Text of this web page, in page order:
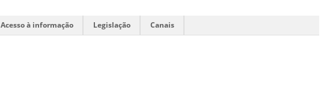
Acesso à informação Legislação Canais